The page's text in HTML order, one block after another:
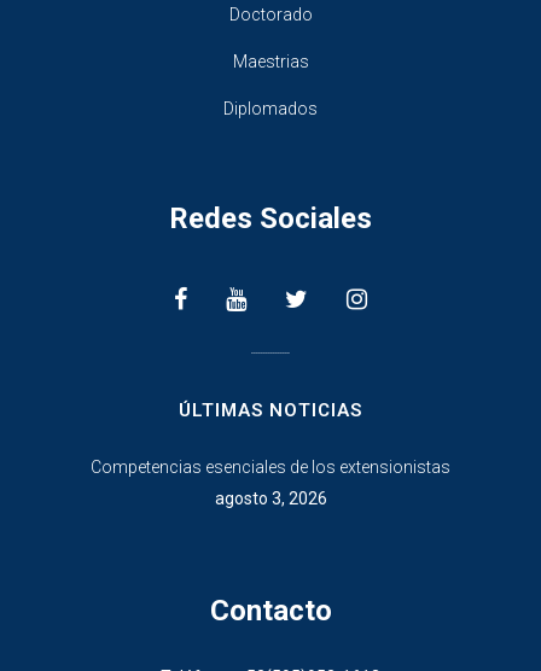
Doctorado
Maestrias
Diplomados
Redes Sociales
ÚLTIMAS NOTICIAS
Competencias esenciales de los extensionistas
agosto 3, 2026
Contacto